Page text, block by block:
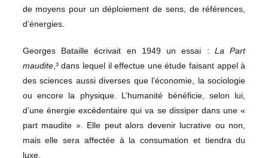
de moyens pour un déploiement de sens, de références,
d’énergies.
Georges Bataille écrivait en 1949 un essai :La Part
maudite,³ dans lequel il effectue une étude faisant appel à
des sciences aussi diverses que l’économie, la sociologie
ou encore la physique. L’humanité bénéficie, selon lui,
d’une énergie excédentaire qui va se dissiper dans une «
part maudite ». Elle peut alors devenir lucrative ou non,
mais elle sera affectée à la consumation et tiendra du
luxe.